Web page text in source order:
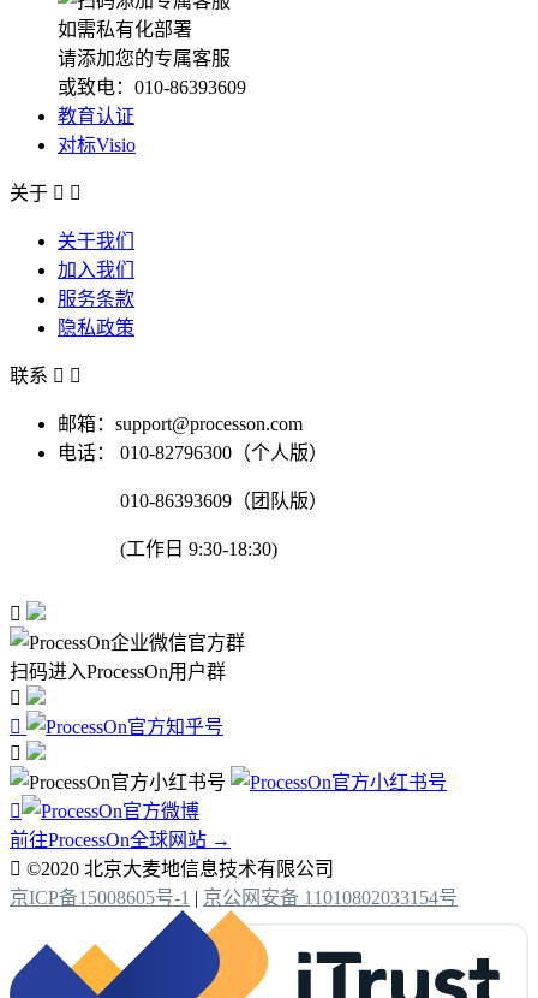
如需私有化部署
请添加您的专属客服
或致电：010-86393609
教育认证
对标Visio
关于  
关于我们
加入我们
服务条款
隐私政策
联系  
邮箱：support@processon.com
电话：
010-82796300（个人版）
010-86393609（团队版）
(工作日 9:30-18:30)

扫码进入ProcessOn用户群




前往ProcessOn全球网站 →
 ©2020 北京大麦地信息技术有限公司
京ICP备15008605号-1 | 京公网安备 11010802033154号